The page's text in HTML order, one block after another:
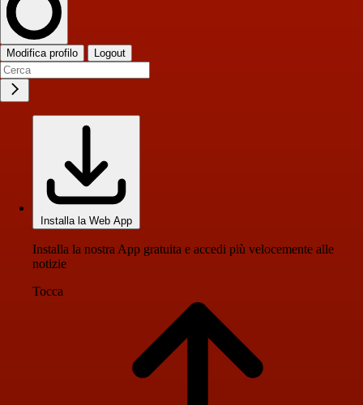
Modifica profilo Logout
Installa la Web App
Installa la nostra App gratuita e accedi più velocemente alle
notizie
Tocca